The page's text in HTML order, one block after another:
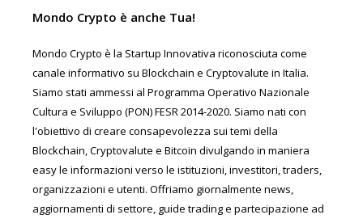
Mondo Crypto è anche Tua!
Mondo Crypto è la Startup Innovativa riconosciuta come
canale informativo su Blockchain e Cryptovalute in Italia.
Siamo stati ammessi al Programma Operativo Nazionale
Cultura e Sviluppo (PON) FESR 2014-2020. Siamo nati con
l'obiettivo di creare consapevolezza sui temi della
Blockchain, Cryptovalute e Bitcoin divulgando in maniera
easy le informazioni verso le istituzioni, investitori, traders,
organizzazioni e utenti. Offriamo giornalmente news,
aggiornamenti di settore, guide trading e partecipazione ad